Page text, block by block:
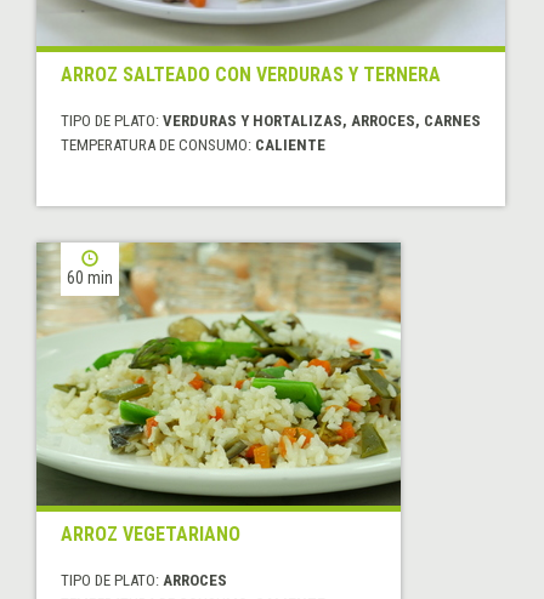
ARROZ SALTEADO CON VERDURAS Y TERNERA
TIPO DE PLATO: VERDURAS Y HORTALIZAS, ARROCES, CARNES
TEMPERATURA DE CONSUMO: CALIENTE
60 min
ARROZ VEGETARIANO
TIPO DE PLATO: ARROCES